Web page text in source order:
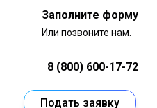
Заполните форму
Или позвоните нам.
8 (800) 600-17-72
Подать заявку